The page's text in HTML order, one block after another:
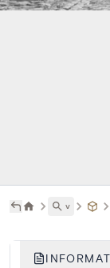
˅